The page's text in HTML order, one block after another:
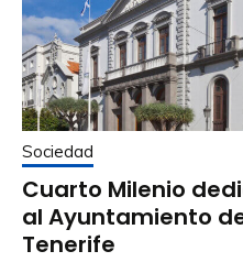
Sociedad
Cuarto Milenio
al Ayuntamiento
Tenerife